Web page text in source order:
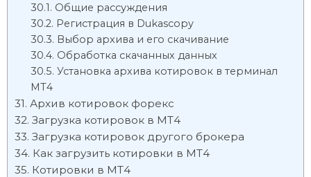
Общие рассуждения
Регистрация в Dukascopy
Выбор архива и его скачивание
Обработка скачанных данных
Установка архива котировок в терминал
МТ4
Архив котировок форекс
Загрузка котировок в МТ4
Загрузка котировок другого брокера
Как загрузить котировки в МТ4
Котировки в МТ4